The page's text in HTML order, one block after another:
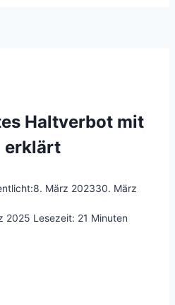
Haltverbot mit
erklärt
8. März 202330. März
2025 Lesezeit: 21 Minuten